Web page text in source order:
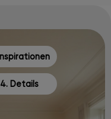
4. Details